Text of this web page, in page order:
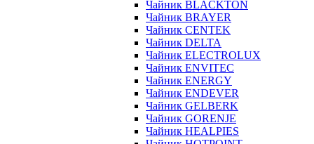
Чайник BLACKTON
Чайник BRAYER
Чайник CENTEK
Чайник DELTA
Чайник ELECTROLUX
Чайник ENVITEC
Чайник ENERGY
Чайник ENDEVER
Чайник GELBERK
Чайник GORENJE
Чайник HEALPIES